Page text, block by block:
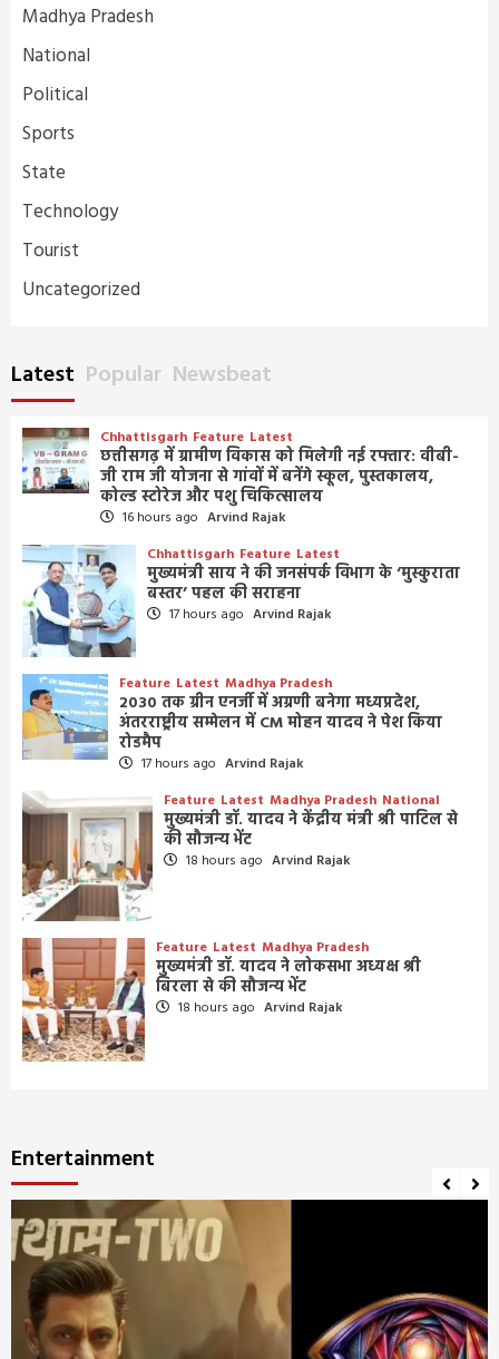
Madhya Pradesh
National
Political
Sports
State
Technology
Tourist
Uncategorized
Latest Popular Newsbeat
Chhattisgarh Feature Latest
छत्तीसगढ़ में ग्रामीण विकास को मिलेगी नई रफ्तार: वीबी-
जी राम जी योजना से गांवों में बनेंगे स्कूल, पुस्तकालय,
कोल्ड स्टोरेज और पशु चिकित्सालय
16 hours ago Arvind Rajak
Chhattisgarh Feature Latest
मुख्यमंत्री साय ने की जनसंपर्क विभाग के ‘मुस्कुराता
बस्तर’ पहल की सराहना
17 hours ago Arvind Rajak
Feature Latest Madhya Pradesh
2030 तक ग्रीन एनर्जी में अग्रणी बनेगा मध्यप्रदेश,
अंतरराष्ट्रीय सम्मेलन में CM मोहन यादव ने पेश किया
रोडमैप
17 hours ago Arvind Rajak
Feature Latest Madhya Pradesh National
मुख्यमंत्री डॉ. यादव ने केंद्रीय मंत्री श्री पाटिल से
की सौजन्य भेंट
18 hours ago Arvind Rajak
Feature Latest Madhya Pradesh
मुख्यमंत्री डॉ. यादव ने लोकसभा अध्यक्ष श्री
बिरला से की सौजन्य भेंट
18 hours ago Arvind Rajak
Entertainment